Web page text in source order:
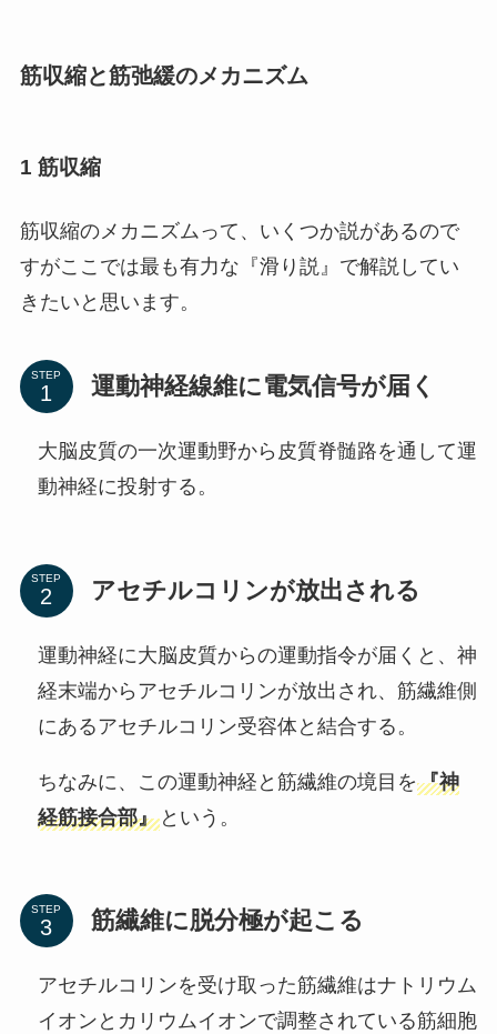
筋収縮と筋弛緩のメカニズム
1 筋収縮
筋収縮のメカニズムって、いくつか説があるので
すがここでは最も有力な『滑り説』で解説してい
きたいと思います。
STEP 運動神経線維に電気信号が届く
大脳皮質の一次運動野から皮質脊髄路を通して運
動神経に投射する。
STEP アセチルコリンが放出される
運動神経に大脳皮質からの運動指令が届くと、神
経末端からアセチルコリンが放出され、筋繊維側
にあるアセチルコリン受容体と結合する。
ちなみに、この運動神経と筋繊維の境目を『神
経筋接合部』という。
STEP 筋繊維に脱分極が起こる
アセチルコリンを受け取った筋繊維はナトリウム
イオンとカリウムイオンで調整されている筋細胞